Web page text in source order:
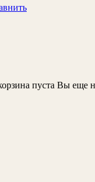
пуста Вы еще